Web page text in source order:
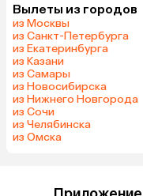
Вылеты из городов
из Москвы
из Санкт-Петербурга
из Екатеринбурга
из Казани
из Самары
из Новосибирска
из Нижнего Новгорода
из Сочи
из Челябинска
из Омска